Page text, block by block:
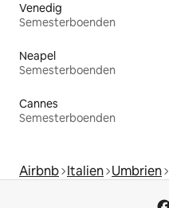
Venedig
Semesterboenden
Neapel
Semesterboenden
Cannes
Semesterboenden
Airbnb Italien Umbrien